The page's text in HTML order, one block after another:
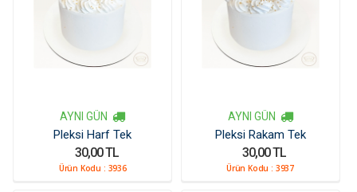
AYNI GÜN
Pleksi Harf Tek
30,00 TL
Ürün Kodu : 3936
AYNI GÜN
Pleksi Rakam Tek
30,00 TL
Ürün Kodu : 3937